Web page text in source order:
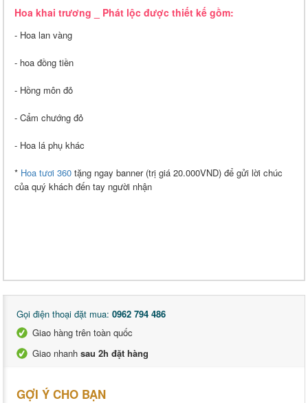
Hoa khai trương _ Phát lộc được thiết kế gồm:
- Hoa lan vàng
- hoa đồng tiền
- Hồng môn đỏ
- Cẩm chướng đỏ
- Hoa lá phụ khác
* Hoa tươi 360 tặng ngay banner (trị giá 20.000VND) để gửi lời chúc
của quý khách đến tay người nhận
Gọi điện thoại đặt mua: 0962 794 486
Giao hàng trên toàn quốc
Giao nhanh sau 2h đặt hàng
GỢI Ý CHO BẠN